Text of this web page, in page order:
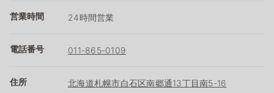
営業時間 24時間営業
電話番号 011-865-0109
住所 北海道札幌市白石区南郷通13丁目南5-16